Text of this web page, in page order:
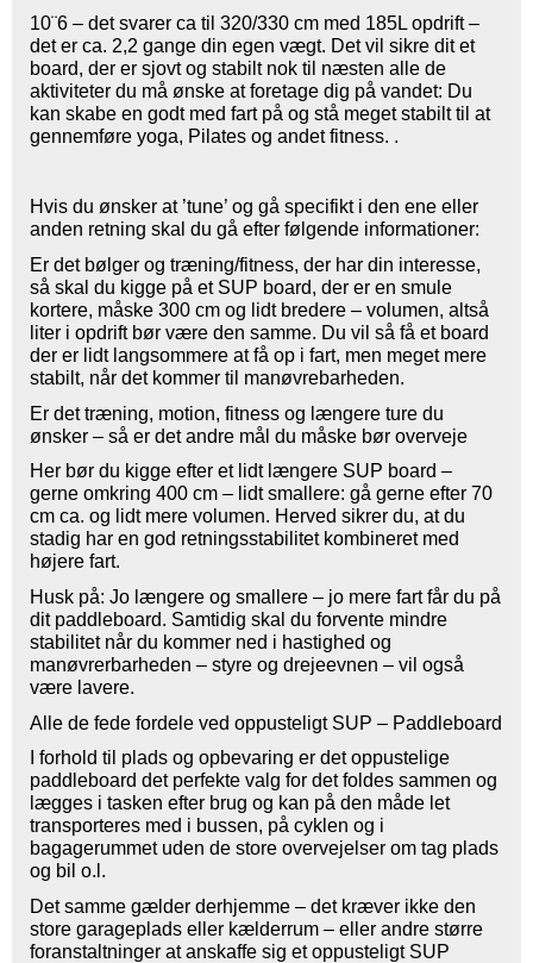
10¨6 – det svarer ca til 320/330 cm med 185L opdrift –
det er ca. 2,2 gange din egen vægt. Det vil sikre dit et
board, der er sjovt og stabilt nok til næsten alle de
aktiviteter du må ønske at foretage dig på vandet: Du
kan skabe en godt med fart på og stå meget stabilt til at
gennemføre yoga, Pilates og andet fitness. .
Hvis du ønsker at ’tune’ og gå specifikt i den ene eller
anden retning skal du gå efter følgende informationer:
Er det bølger og træning/fitness, der har din interesse,
så skal du kigge på et SUP board, der er en smule
kortere, måske 300 cm og lidt bredere – volumen, altså
liter i opdrift bør være den samme. Du vil så få et board
der er lidt langsommere at få op i fart, men meget mere
stabilt, når det kommer til manøvrebarheden.
Er det træning, motion, fitness og længere ture du
ønsker – så er det andre mål du måske bør overveje
Her bør du kigge efter et lidt længere SUP board –
gerne omkring 400 cm – lidt smallere: gå gerne efter 70
cm ca. og lidt mere volumen. Herved sikrer du, at du
stadig har en god retningsstabilitet kombineret med
højere fart.
Husk på: Jo længere og smallere – jo mere fart får du på
dit paddleboard. Samtidig skal du forvente mindre
stabilitet når du kommer ned i hastighed og
manøvrerbarheden – styre og drejeevnen – vil også
være lavere.
Alle de fede fordele ved oppusteligt SUP – Paddleboard
I forhold til plads og opbevaring er det oppustelige
paddleboard det perfekte valg for det foldes sammen og
lægges i tasken efter brug og kan på den måde let
transporteres med i bussen, på cyklen og i
bagagerummet uden de store overvejelser om tag plads
og bil o.l.
Det samme gælder derhjemme – det kræver ikke den
store garageplads eller kælderrum – eller andre større
foranstaltninger at anskaffe sig et oppusteligt SUP